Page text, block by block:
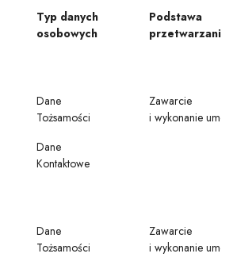
Typ danych
osobowych
Podstawa
przetwarzania
Dane
Tożsamości
Dane
Kontaktowe
Zawarcie
i wykonanie
Dane
Tożsamości
Zawarcie
i wykonanie